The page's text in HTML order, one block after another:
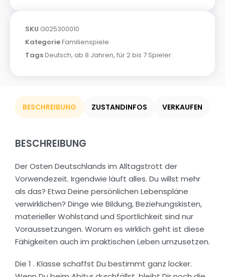
SKU G025300010
KategorieFamilienspiele
TagsDeutsch, ab 8 Jahren, für 2 bis 7 Spieler
BESCHREIBUNG ZUSTANDINFOS VERKAUFEN
BESCHREIBUNG
Der Osten Deutschlands im Alltagstrott der
Vorwendezeit. Irgendwie läuft alles. Du willst mehr
als das? Etwa Deine persönlichen Lebenspläne
verwirklichen? Dinge wie Bildung, Beziehungskisten,
materieller Wohlstand und Sportlichkeit sind nur
Voraussetzungen. Worum es wirklich geht ist diese
Fähigkeiten auch im praktischen Leben umzusetzen.
Die 1 . Klasse schaffst Du bestimmt ganz locker.